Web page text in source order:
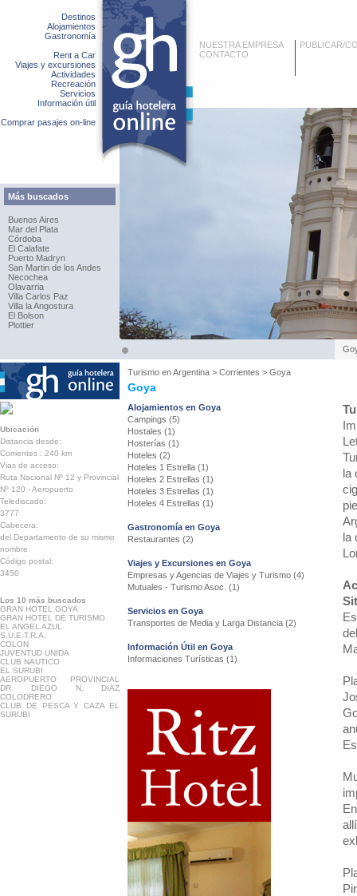
Destinos
Alojamientos
Gastronomía
Rent a Car
Viajes y excursiones
Actividades
Recreación
Servicios
Información útil
Comprar pasajes on-line
Más buscados
Buenos Aires
Mar del Plata
Córdoba
El Calafate
Puerto Madryn
San Martin de los Andes
Necochea
Olavarria
Villa Carlos Paz
Villa la Angostura
El Bolson
Plottier
NUESTRA EMPRESA
CONTACTO
PUBLICAR/
Turismo enArgentina > Corrientes > Goya
Goya
Ubicación
Distancia desde:
Corrientes : 240 km
Vias de acceso:
Ruta Nacional Nº 12 y Provincial
Nº 120 - Aeropuerto
Telediscado:
3777
Cabecera:
del Departamento de su mismo
nombre
Código postal:
3450
Los 10 más buscados
GRAN HOTEL GOYA
GRAN HOTEL DE TURISMO
EL ANGEL AZUL
S.U.E.T.R.A.
COLON
JUVENTUD UNIDA
CLUB NAUTICO
EL SURUBI
AEROPUERTO PROVINCIAL
DR. DIEGO N. DIAZ
COLODRERO
CLUB DE PESCA Y CAZA EL
SURUBI
Alojamientos en Goya
Campings (5)
Hostales (1)
Hosterías (1)
Hoteles (2)
Hoteles 1 Estrella (1)
Hoteles 2 Estrellas (1)
Hoteles 3 Estrellas (1)
Hoteles 4 Estrellas (1)
Gastronomía en Goya
Restaurantes (2)
Viajes y Excursiones en Goya
Empresas y Agencias de Viajes y Turismo (4)
Mutuales - Turismo Asoc. (1)
Servicios en Goya
Transportes de Media y Larga Distancia (2)
Información Útil en Goya
Informaciones Turísticas (1)
la
la